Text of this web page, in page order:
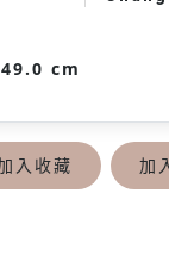
cm
入收藏 加